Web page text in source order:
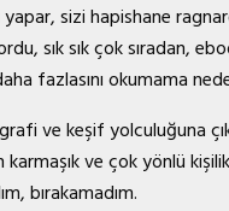
sizi hapishane
sık sık çok sıradan,
fazlasını okumama
ve keşif yolculuğuna
ve çok yönlü
bırakamadım.